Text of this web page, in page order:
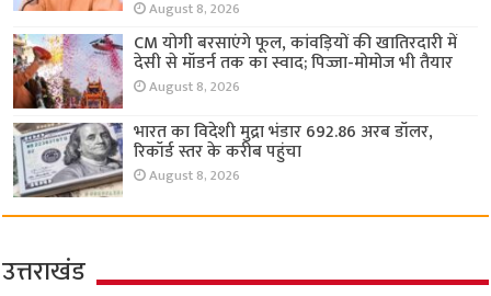
August 8, 2026
CM योगी बरसाएंगे फूल, कांवड़ियों की खातिरदारी में
देसी से मॉडर्न तक का स्वाद; पिज्जा-मोमोज भी तैयार
August 8, 2026
भारत का विदेशी मुद्रा भंडार 692.86 अरब डॉलर,
रिकॉर्ड स्तर के करीब पहुंचा
August 8, 2026
उत्तराखंड